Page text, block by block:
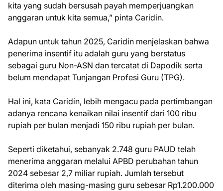
kita yang sudah bersusah payah memperjuangkan
anggaran untuk kita semua,” pinta Caridin.
Adapun untuk tahun 2025, Caridin menjelaskan bahwa
penerima insentif itu adalah guru yang berstatus
sebagai guru Non-ASN dan tercatat di Dapodik serta
belum mendapat Tunjangan Profesi Guru (TPG).
Hal ini, kata Caridin, lebih mengacu pada pertimbangan
adanya rencana kenaikan nilai insentif dari 100 ribu
rupiah per bulan menjadi 150 ribu rupiah per bulan.
Seperti diketahui, sebanyak 2.748 guru PAUD telah
menerima anggaran melalui APBD perubahan tahun
2024 sebesar 2,7 miliar rupiah. Jumlah tersebut
diterima oleh masing-masing guru sebesar Rp1.200.000